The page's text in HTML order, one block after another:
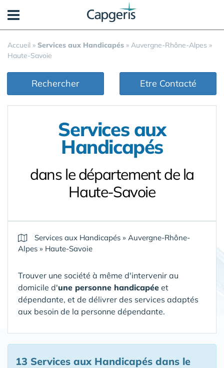
Accueil » Services aux Handicapés » Auvergne-Rhône-Alpes »
Haute-Savoie
Rechercher Etre Contacté
Services aux
Handicapés
dans le département de la
Haute-Savoie
Services aux Handicapés » Auvergne-Rhône-
Alpes » Haute-Savoie
Trouver une société à même d'intervenir au
domicile d'une personne handicapée et
dépendante, et de délivrer des services adaptés
aux besoin de la personne dépendante.
13 Services aux Handicapés dans le